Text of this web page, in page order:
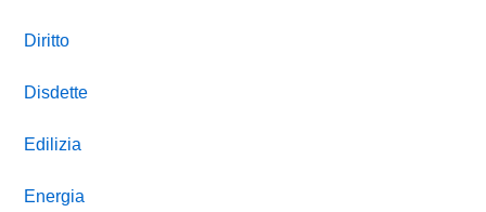
Diritto
Disdette
Edilizia
Energia